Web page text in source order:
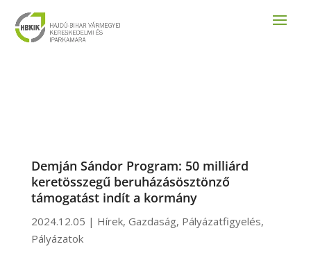
Demján Sándor Program: 50 milliárd
keretösszegű beruházásösztönző
támogatást indít a kormány
2024.12.05 | Hírek, Gazdaság, Pályázatfigyelés,
Pályázatok